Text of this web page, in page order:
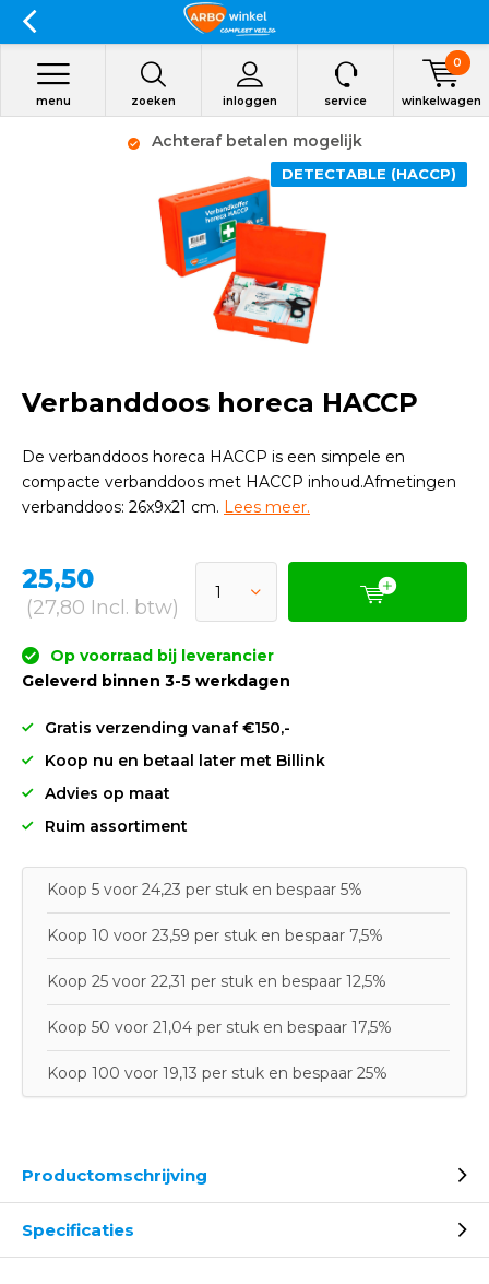
zoeken inloggen
menu service winkelwagen
0
Achteraf betalen mogelijk
DETECTABLE (HACCP)
Verbanddoos horeca HACCP
De verbanddoos horeca HACCP is een simpele en
compacte verbanddoos met HACCP inhoud.Afmetingen
verbanddoos: 26x9x21 cm. Lees meer.
25,50
(27,80 Incl. btw)
Op voorraad bij leverancier
Geleverd binnen 3-5 werkdagen
Gratis verzending vanaf €150,-
Koop nu en betaal later met Billink
Advies op maat
Ruim assortiment
Koop 5 voor 24,23 per stuk en bespaar 5%
Koop 10 voor 23,59 per stuk en bespaar 7,5%
Koop 25 voor 22,31 per stuk en bespaar 12,5%
Koop 50 voor 21,04 per stuk en bespaar 17,5%
Koop 100 voor 19,13 per stuk en bespaar 25%
Productomschrijving
Specificaties